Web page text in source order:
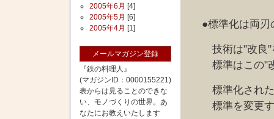
2005年6月 [4]
2005年5月 [6]
2005年4月 [1]
メールマガジン登録
『鉄の料理人』
(マガジンID：0000155221)
表からは見ることのできな
い、モノづくりの世界。あ
なたにお教えいたします
●標準化は両刃
技術は"改良"
標準はこの"改
標準化された
標準を変更す